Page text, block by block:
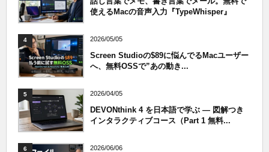
使えるMacの音声入力『TypeWhisper』
4 2026/05/05
Screen Studioの$89に悩んでるMacユーザー
へ、無料OSSで”あの動き...
5 2026/04/05
DEVONthink 4 を日本語で学ぶ — 図解つき
インタラクティブコース（Part 1 無料...
6 2026/06/06